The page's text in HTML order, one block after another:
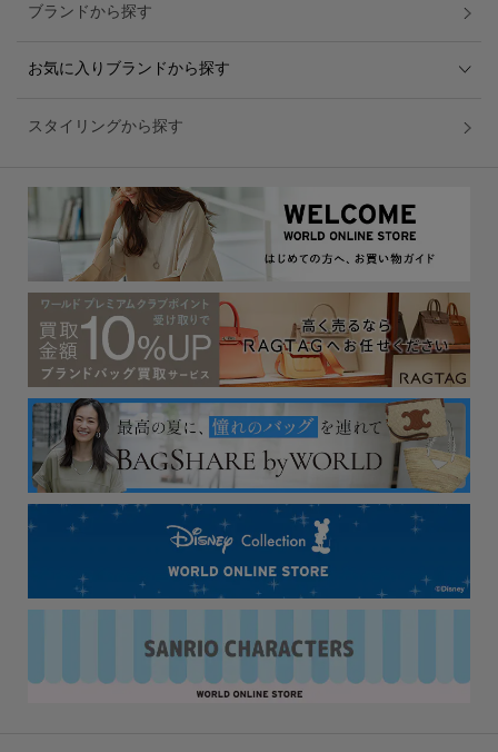
ブランドから探す
お気に入りブランドから探す
スタイリングから探す